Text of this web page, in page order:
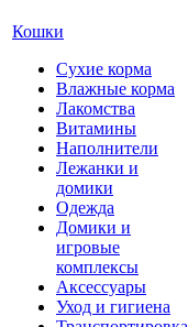
Кошки
Сухие корма
Влажные корма
Лакомства
Витамины
Наполнители
Лежанки и
домики
Одежда
Домики и
игровые
комплексы
Аксессуары
Уход и гигиена